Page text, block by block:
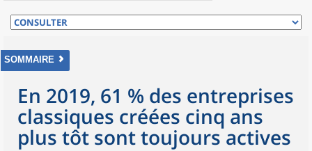
SOMMAIRE
En 2019, 61 % des entreprises
classiques créées cinq ans
plus tôt sont toujours actives